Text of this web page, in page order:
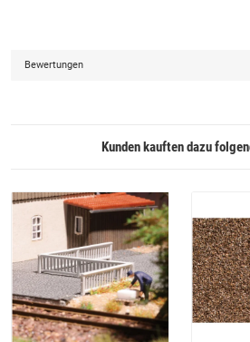
Bewertungen
Kunden kauften dazu